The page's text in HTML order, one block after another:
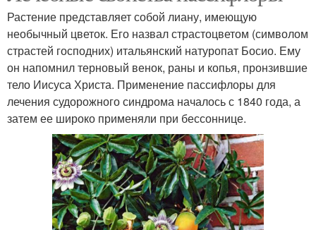
Растение представляет собой лиану, имеющую
необычный цветок. Его назвал страстоцветом (символом
страстей господних) итальянский натуропат Босио. Ему
он напомнил терновый венок, раны и копья, пронзившие
тело Иисуса Христа. Применение пассифлоры для
лечения судорожного синдрома началось с 1840 года, а
затем ее широко применяли при бессоннице.